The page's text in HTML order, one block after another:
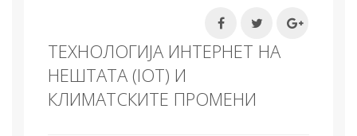
ТЕХНОЛОГИЈА ИНТЕРНЕТ НА
НЕШТАТА (IOT) И
КЛИМАТСКИТЕ ПРОМЕНИ